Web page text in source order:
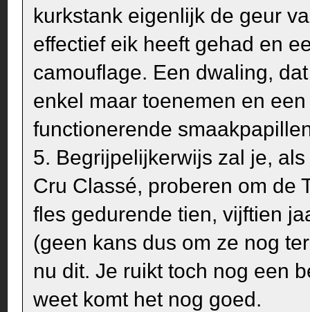
kurkstank eigenlijk de geur
effectief eik heeft gehad en
camouflage. Een dwaling,
enkel maar toenemen en
functionerende
5. Begrijpelijkerwijs zal je,
Cru Classé, proberen om de
fles gedurende tien, vijftien
(geen kans dus om ze nog
nu dit. Je ruikt toch nog een
weet komt het nog goed.